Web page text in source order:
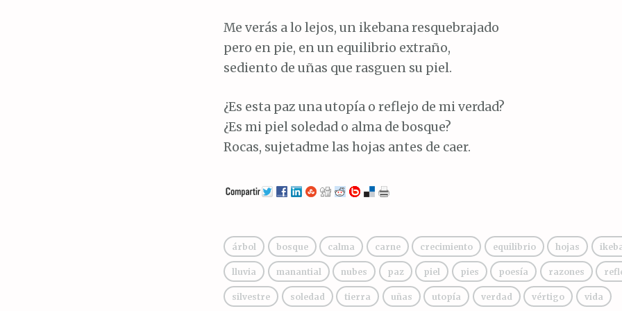
Me verás a lo lejos, un ikebana resquebrajado
pero en pie, en un equilibrio extraño,
sediento de uñas que rasguen su piel.
¿Es esta paz una utopía o reflejo de mi verdad?
¿Es mi piel soledad o alma de bosque?
Rocas, sujetadme las hojas antes de caer.
árbol bosque calma carne crecimiento equilibrio hojas
lluvia manantial nubes paz piel pies poesía razones
silvestre soledad tierra uñas utopía verdad vértigo vida